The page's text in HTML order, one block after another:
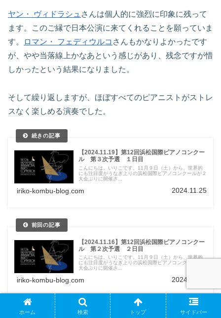
ヤン・ ヴィドラシュ さんは個人的に強烈に印象に残って
ます。このご縁で日本公演に来てくれることを願っていま
す。
ロマン・ フェディウルコ さんもかなりよかったです
が、やや当落線上かなあという感じがあり、残念ですが惜
しかったという結果になりました。
そして繰り返しますが、ほぼすべてのピアニストがストレ
スなく楽しめる演奏でした。
【2024.11.19】第12回浜松国際ピアノコンクー
ル 第３次予選 １日目
こんにちは。いりこです。11月９日（土）から、世界的
にも注目度がうなぎ上りの浜松国際ピアノコンクールが２
大会ぶりに開催さ...
iriko-kombu-blog.com 2024.11.25
【2024.11.16】第12回浜松国際ピアノコンクー
ル 第２次予選 ２日目
こんにちは。いりこです。11月９日（土）から、世界的
にも注目度がうなぎ上りの浜松国際ピアノコンクールが２
大会ぶりに開催さ...
iriko-kombu-blog.com 2024.11.18
ホーム 検索 トップ サイドバー